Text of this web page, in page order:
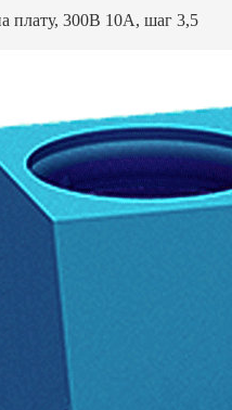
плату, 300В 10А, шаг 3,5